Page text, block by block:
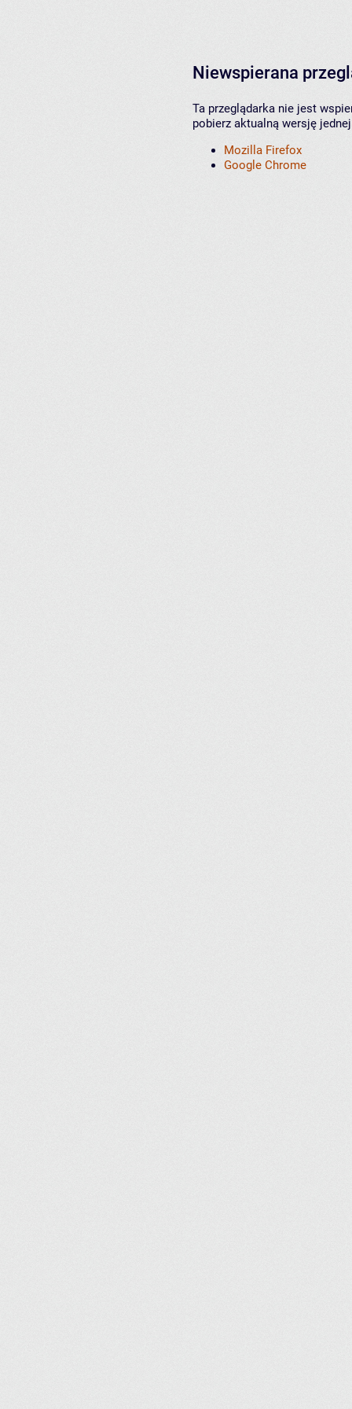
Niewspierana
Ta przeglądarka nie jest
pobierz aktualną wersję
Mozilla Firefox
Google Chrome